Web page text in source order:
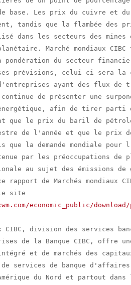
de base. Les prix du cuivre et
tandis que la flambée des
dans les secteurs des
Marché mondiaux
pondération du secteur
prévisions, celui-ci sera la
ayant des flux de
de présenter une
afin de tirer parti
que le prix du baril de
de l'année et que le prix
que la demande mondiale
par les préoccupations de
au sujet des émissions
rapport de Marchés mondiaux
economic_public/download/
CIBC, division des services
de la Banque CIBC, offre une
et de marchés des
services de banque
du Nord et partout dans